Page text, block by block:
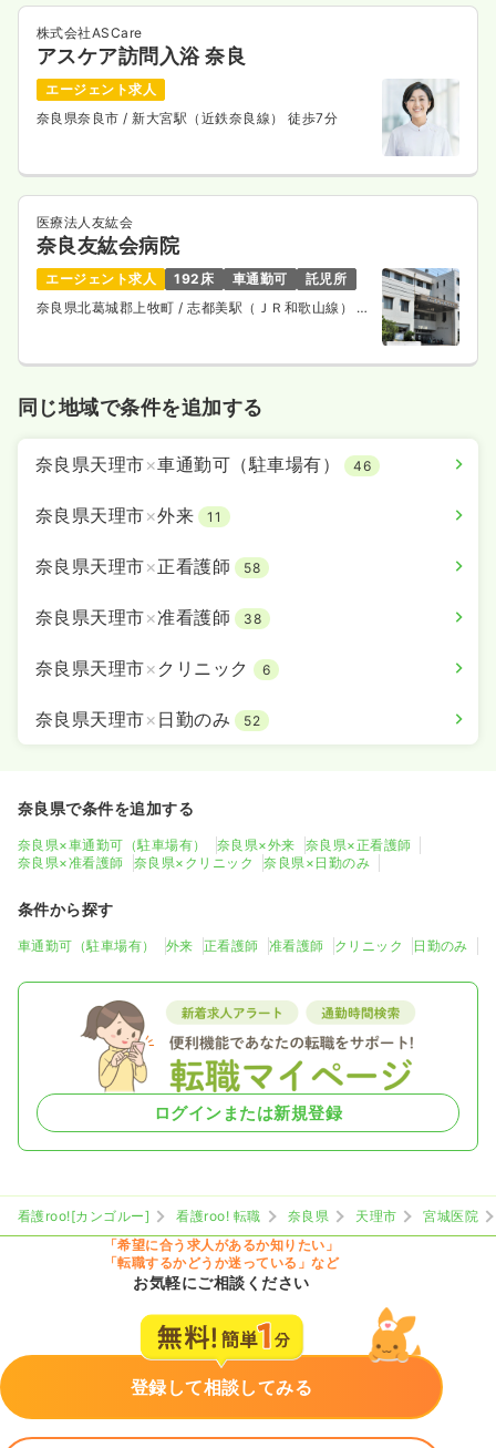
株式会社ASCare
アスケア訪問入浴 奈良
エージェント求人
奈良県奈良市/ 新大宮駅（近鉄奈良線） 徒歩7分
医療法人友紘会
奈良友紘会病院
エージェント求人 192床 車通勤可
託児所
奈良県北葛城郡上牧町/ 志都美駅（ＪＲ和歌山線） 車
同じ地域で条件を追加する
奈良県天理市×車通勤可（駐車場有） 46
奈良県天理市×外来 11
奈良県天理市×正看護師 58
奈良県天理市×准看護師 38
奈良県天理市× クリニック 6
奈良県天理市× 日勤のみ 52
奈良県で条件を追加する
奈良県×車通勤可（駐車場有） 奈良県×外来
奈良県×正看護師
奈良県×准看護師
奈良県×クリニック 奈良県×日勤のみ
条件から探す
車通勤可（駐車場有） 外来 正看護師 准看護師 クリニック 日勤のみ
ログインまたは新規登録
看護roo![カンゴルー] 看護roo! 転職 奈良県 天理市
宮城医院
「希望に合う求人があるか知りたい」
「転職するかどうか迷っている」など
お気軽にご相談ください
登録して相談してみる